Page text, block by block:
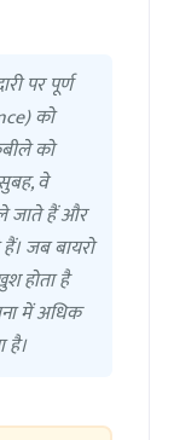
पर पूर्ण
को
को
वे
जाते हैं और
जब बायरो
होता है
में अधिक
है।